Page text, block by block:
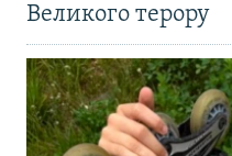
Великого терору